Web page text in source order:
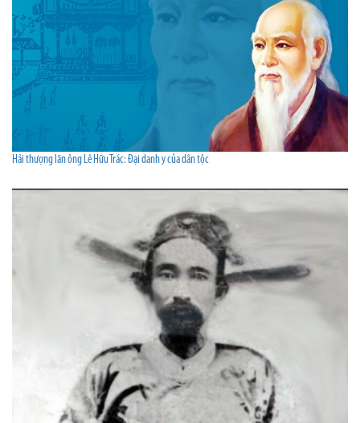
Hải thượng lãn ông Lê Hữu Trác: Đại danh y của dân tộc